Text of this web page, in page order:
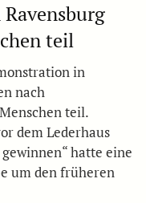
teil
in
nach
teil.
dem Lederhaus
hatte eine
um den früheren